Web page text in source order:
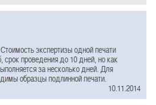
экспертизы одной печати
срок проведения до 10 дней, но как
за несколько дней. Для
образцы подлинной печати.
10.11.2014